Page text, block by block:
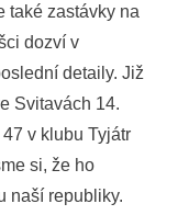
také zastávky na
dozví v
detaily. Již
Svitavách 14.
v klubu Tyjátr
si, že ho
naší republiky.